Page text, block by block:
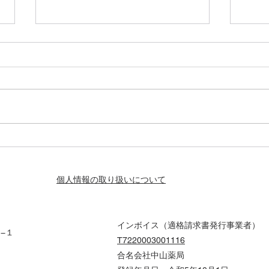
個人情報の取り扱いについて
１
インボイス（適格請求書発行事業者）
T7220003001116
合名会社中山薬局